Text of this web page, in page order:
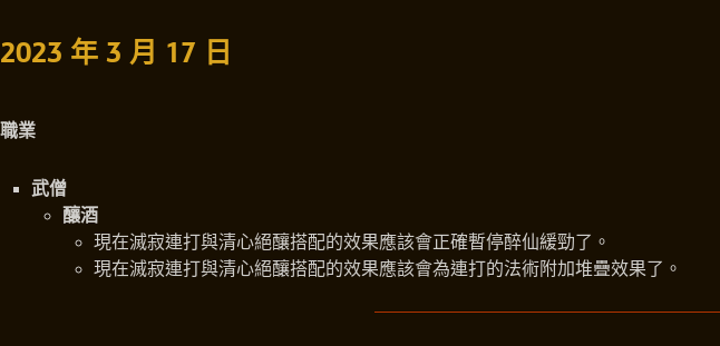
2023 年 3 月 17 日
職業
武僧
釀酒
現在滅寂連打與清心絕釀搭配的效果應該會正確暫停醉仙緩勁了。
現在滅寂連打與清心絕釀搭配的效果應該會為連打的法術附加堆疊效果了。